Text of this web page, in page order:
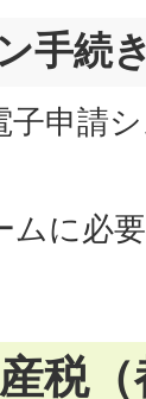
手続
子申請
ムに必
税